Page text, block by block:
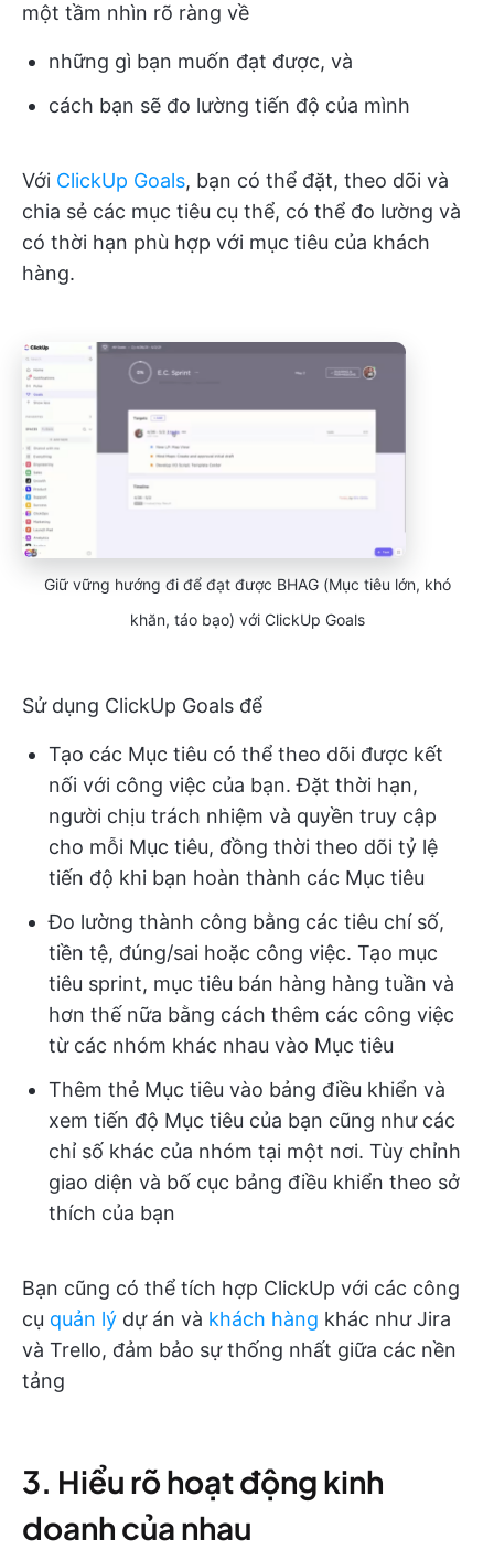
một tầm nhìn rõ ràng về
những gì bạn muốn đạt được, và
cách bạn sẽ đo lường tiến độ của mình
Với ClickUp Goals, bạn có thể đặt, theo dõi và
chia sẻ các mục tiêu cụ thể, có thể đo lường và
có thời hạn phù hợp với mục tiêu của khách
hàng.
Giữ vững hướng đi để đạt được BHAG (Mục tiêu lớn, khó
khăn, táo bạo) với ClickUp Goals
Sử dụng ClickUp Goals để
Tạo các Mục tiêu có thể theo dõi được kết
nối với công việc của bạn. Đặt thời hạn,
người chịu trách nhiệm và quyền truy cập
cho mỗi Mục tiêu, đồng thời theo dõi tỷ lệ
tiến độ khi bạn hoàn thành các Mục tiêu
Đo lường thành công bằng các tiêu chí số,
tiền tệ, đúng/sai hoặc công việc. Tạo mục
tiêu sprint, mục tiêu bán hàng hàng tuần và
hơn thế nữa bằng cách thêm các công việc
từ các nhóm khác nhau vào Mục tiêu
Thêm thẻ Mục tiêu vào bảng điều khiển và
xem tiến độ Mục tiêu của bạn cũng như các
chỉ số khác của nhóm tại một nơi. Tùy chỉnh
giao diện và bố cục bảng điều khiển theo sở
thích của bạn
Bạn cũng có thể tích hợp ClickUp với các công
cụ quản lý dự án và khách hàng khác như Jira
và Trello, đảm bảo sự thống nhất giữa các nền
tảng
3. Hiểu rõ hoạt động kinh
doanh của nhau